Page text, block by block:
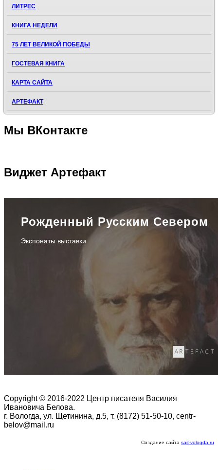
ЛИТРЕС
КНИГА НЕДЕЛИ
75 ЛЕТ ВЕЛИКОЙ ПОБЕДЫ
ГОСТЕВАЯ КНИГА
КАРТА САЙТА
АРТЕФАКТ
Мы ВКонтакте
Виджет Артефакт
Рожденный Русским Севером
Экспонаты выставки
Copyright © 2016-2022 Центр писателя Василия
Ивановича Белова.
г. Вологда, ул. Щетинина, д.5, т. (8172) 51-50-10, centr-
belov@mail.ru
Создание сайта sait-vologda.ru